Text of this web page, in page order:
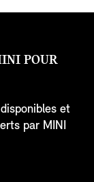
POUR
et
par MINI